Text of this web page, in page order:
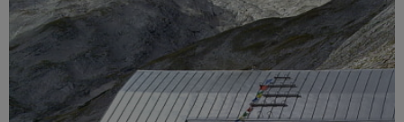
Fahrtechnik II - Advanced - Kompakt
München